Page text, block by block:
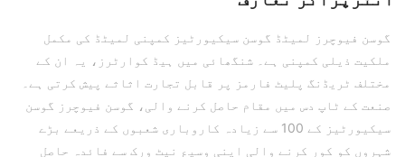
گوسن فیوچرز لمیٹڈ گوسن سیکیورٹیز کمپنی لمیٹڈ کی مکمل
ملکیت ذیلی کمپنی ہے۔ شنگھائی میں ہیڈ کوارٹرز، یہ ان کے
مختلف ٹریڈنگ پلیٹ فارمز پر قابل تجارت اثاثے پیش کرتی ہے۔
صنعت کے ٹاپ دس میں مقام حاصل کرنے والی، گوسن فیوچرز گوسن
سیکیورٹیز کے 100 سے زیادہ کاروباری شعبوں کے ذریعے بڑے
شہروں کو کور کرنے والی اپنی وسیع نیٹ ورک سے فائدہ حاصل